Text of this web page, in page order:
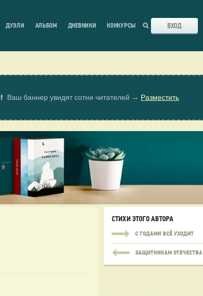
ДУЭЛИ АЛЬБОМ ДНЕВНИКИ КОНКУРСЫ ВХОД
Ваш баннер увидят сотни читателей → Разместить
СТИХИ ЭТОГО АВТОРА
С ГОДАМИ ВСЁ УХОДИТ
ЗАЩИТНИКАМ ОТЕЧЕСТВА